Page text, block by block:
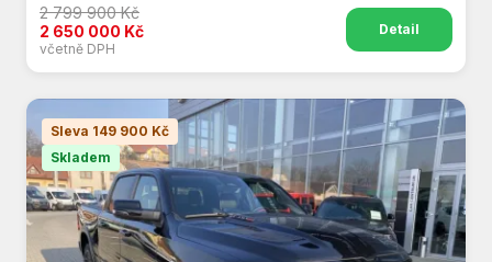
2 799 900 Kč
2 650 000 Kč
včetně DPH
Detail
Sleva 149 900 Kč
Skladem